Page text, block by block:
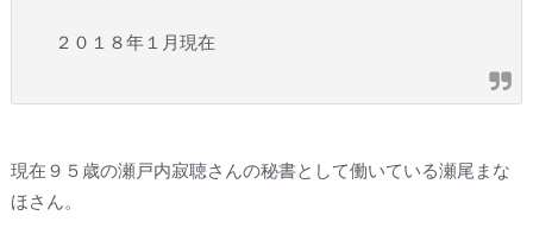
２０１８年１月現在
現在９５歳の瀬戸内寂聴さんの秘書として働いている瀬尾まな
ほさん。